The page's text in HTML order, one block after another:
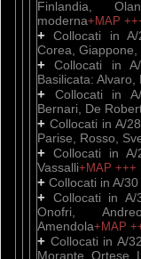
Finlandia,
moderna+MAP
+Collocati in
Corea, Giappone,
+Collocati in
Basilicata: Alvaro,
+ Collocati in
Bernari, De
+ Collocati in A/
Parise, Rosso,
+Collocati in
Vassalli+MAP +++
+ Collocati in A/
+ Collocati in A/
Onofri,
Amendola+MAP
+ Collocati in A/
Morante, Ortese,